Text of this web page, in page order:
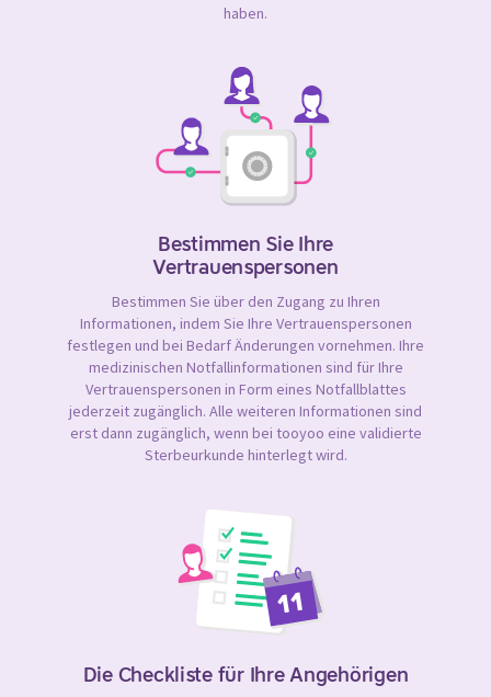
haben.
Bestimmen Sie Ihre
Vertrauenspersonen
Bestimmen Sie über den Zugang zu Ihren
Informationen, indem Sie Ihre Vertrauenspersonen
festlegen und bei Bedarf Änderungen vornehmen. Ihre
medizinischen Notfallinformationen sind für Ihre
Vertrauenspersonen in Form eines Notfallblattes
jederzeit zugänglich. Alle weiteren Informationen sind
erst dann zugänglich, wenn bei tooyoo eine validierte
Sterbeurkunde hinterlegt wird.
Die Checkliste für Ihre Angehörigen